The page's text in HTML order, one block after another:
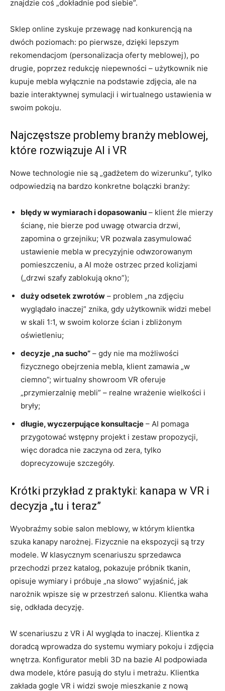
znajdzie coś „dokładnie pod siebie”.
Sklep online zyskuje przewagę nad konkurencją na
dwóch poziomach: po pierwsze, dzięki lepszym
rekomendacjom (personalizacja oferty meblowej), po
drugie, poprzez redukcję niepewności – użytkownik nie
kupuje mebla wyłącznie na podstawie zdjęcia, ale na
bazie interaktywnej symulacji i wirtualnego ustawienia w
swoim pokoju.
Najczęstsze problemy branży meblowej,
które rozwiązuje AI i VR
Nowe technologie nie są „gadżetem do wizerunku”, tylko
odpowiedzią na bardzo konkretne bolączki branży:
błędy w wymiarach i dopasowaniu – klient źle mierzy
ścianę, nie bierze pod uwagę otwarcia drzwi,
zapomina o grzejniku; VR pozwala zasymulować
ustawienie mebla w precyzyjnie odwzorowanym
pomieszczeniu, a AI może ostrzec przed kolizjami
(„drzwi szafy zablokują okno”);
duży odsetek zwrotów – problem „na zdjęciu
wyglądało inaczej” znika, gdy użytkownik widzi mebel
w skali 1:1, w swoim kolorze ścian i zbliżonym
oświetleniu;
decyzje „na sucho” – gdy nie ma możliwości
fizycznego obejrzenia mebla, klient zamawia „w
ciemno”; wirtualny showroom VR oferuje
„przymierzalnię mebli” – realne wrażenie wielkości i
bryły;
długie, wyczerpujące konsultacje – AI pomaga
przygotować wstępny projekt i zestaw propozycji,
więc doradca nie zaczyna od zera, tylko
doprecyzowuje szczegóły.
Krótki przykład z praktyki: kanapa w VR i
decyzja „tu i teraz”
Wyobraźmy sobie salon meblowy, w którym klientka
szuka kanapy narożnej. Fizycznie na ekspozycji są trzy
modele. W klasycznym scenariuszu sprzedawca
przechodzi przez katalog, pokazuje próbnik tkanin,
opisuje wymiary i próbuje „na słowo” wyjaśnić, jak
narożnik wpisze się w przestrzeń salonu. Klientka waha
się, odkłada decyzję.
W scenariuszu z VR i AI wygląda to inaczej. Klientka z
doradcą wprowadza do systemu wymiary pokoju i zdjęcia
wnętrza. Konfigurator mebli 3D na bazie AI podpowiada
dwa modele, które pasują do stylu i metrażu. Klientka
zakłada gogle VR i widzi swoje mieszkanie z nową